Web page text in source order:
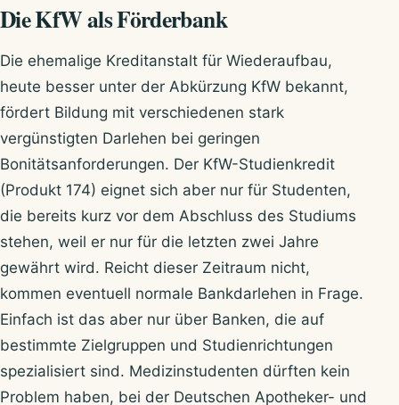
Die KfW als Förderbank
Die ehemalige Kreditanstalt für Wiederaufbau,
heute besser unter der Abkürzung KfW bekannt,
fördert Bildung mit verschiedenen stark
vergünstigten Darlehen bei geringen
Bonitätsanforderungen. Der KfW-Studienkredit
(Produkt 174) eignet sich aber nur für Studenten,
die bereits kurz vor dem Abschluss des Studiums
stehen, weil er nur für die letzten zwei Jahre
gewährt wird. Reicht dieser Zeitraum nicht,
kommen eventuell normale Bankdarlehen in Frage.
Einfach ist das aber nur über Banken, die auf
bestimmte Zielgruppen und Studienrichtungen
spezialisiert sind. Medizinstudenten dürften kein
Problem haben, bei der Deutschen Apotheker- und